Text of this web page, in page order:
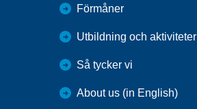
Förmåner
Utbildning och aktiviteter
Så tycker vi
About us (in English)